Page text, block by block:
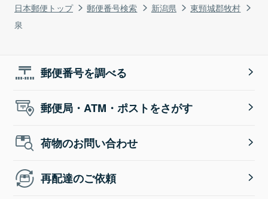
日本郵便トップ 郵便番号検索 新潟県
東頸城郡牧村
泉
郵便番号を調べる
郵便局・ATM・ポストをさがす
荷物のお問い合わせ
再配達のご依頼